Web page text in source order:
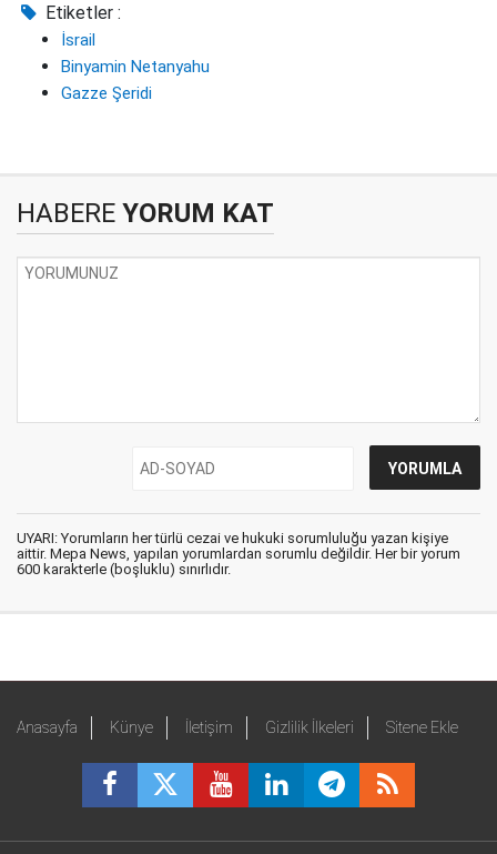
Etiketler :
İsrail
Binyamin Netanyahu
Gazze Şeridi
HABERE YORUM KAT
UYARI: Yorumların her türlü cezai ve hukuki sorumluluğu yazan kişiye
aittir. Mepa News, yapılan yorumlardan sorumlu değildir. Her bir yorum
600 karakterle (boşluklu) sınırlıdır.
Anasayfa Künye İletişim Gizlilik İlkeleri Sitene Ekle